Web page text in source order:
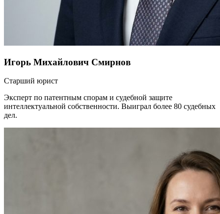
Игорь Михайлович Смирнов
Старший юрист
Эксперт по патентным спорам и судебной защите
интеллектуальной собственности. Выиграл более 80 судебных
дел.